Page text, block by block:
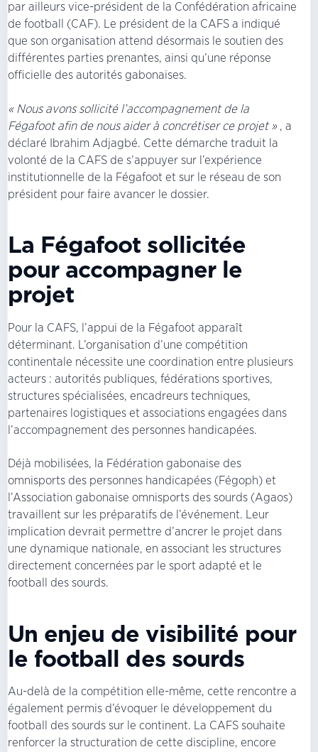
par ailleurs vice-président de la Confédération africaine
de football (CAF). Le président de la CAFS a indiqué
que son organisation attend désormais le soutien des
différentes parties prenantes, ainsi qu’une réponse
officielle des autorités gabonaises.
« Nous avons sollicité l’accompagnement de la
Fégafoot afin de nous aider à concrétiser ce projet », a
déclaré Ibrahim Adjagbé. Cette démarche traduit la
volonté de la CAFS de s’appuyer sur l’expérience
institutionnelle de la Fégafoot et sur le réseau de son
président pour faire avancer le dossier.
La Fégafoot sollicitée
pour accompagner le
projet
Pour la CAFS, l’appui de la Fégafoot apparaît
déterminant. L’organisation d’une compétition
continentale nécessite une coordination entre plusieurs
acteurs : autorités publiques, fédérations sportives,
structures spécialisées, encadreurs techniques,
partenaires logistiques et associations engagées dans
l’accompagnement des personnes handicapées.
Déjà mobilisées, la Fédération gabonaise des
omnisports des personnes handicapées (Fégoph) et
l’Association gabonaise omnisports des sourds (Agaos)
travaillent sur les préparatifs de l’événement. Leur
implication devrait permettre d’ancrer le projet dans
une dynamique nationale, en associant les structures
directement concernées par le sport adapté et le
football des sourds.
Un enjeu de visibilité pour
le football des sourds
Au-delà de la compétition elle-même, cette rencontre a
également permis d’évoquer le développement du
football des sourds sur le continent. La CAFS souhaite
renforcer la structuration de cette discipline, encore